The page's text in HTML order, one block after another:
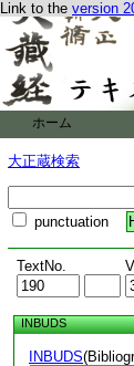
Link to the version
ホーム
大正蔵検索
punctuation
TextNo.
INBUDS
INBUDS